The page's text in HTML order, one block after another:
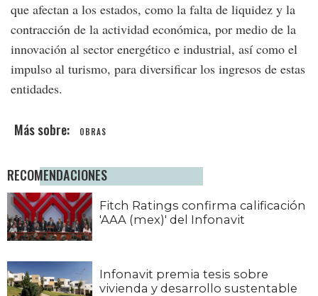
que afectan a los estados, como la falta de liquidez y la
contracción de la actividad económica, por medio de la
innovación al sector energético e industrial, así como el
impulso al turismo, para diversificar los ingresos de estas
entidades.
OBRAS
RECOMENDACIONES
Fitch Ratings confirma calificación
'AAA (mex)' del Infonavit
Infonavit premia tesis sobre
vivienda y desarrollo sustentable